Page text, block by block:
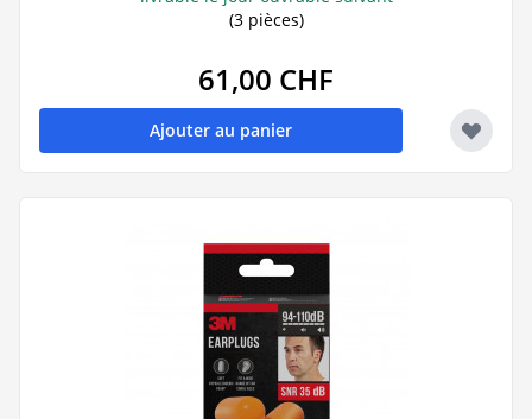
(3 pièces)
61,00 CHF
Ajouter au panier